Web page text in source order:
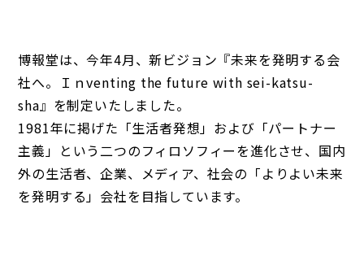
博報堂は、今年4月、新ビジョン『未来を発明する会
社へ。Ｉｎventing the future with sei-katsu-
sha』を制定いたしました。
1981年に掲げた「生活者発想」および「パートナー
主義」という二つのフィロソフィーを進化させ、国内
外の生活者、企業、メディア、社会の「よりよい未来
を発明する」会社を目指しています。